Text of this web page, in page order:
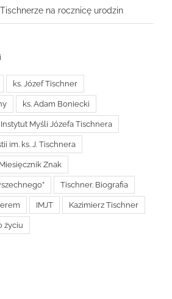
na rocznicę urodzin
ks. Józef Tischner
ks. Adam Boniecki
Instytut Myśli Józefa Tischnera
im. ks. J. Tischnera
Miesięcznik Znak
Tischner. Biografia
IMJT Kazimierz Tischner
życiu